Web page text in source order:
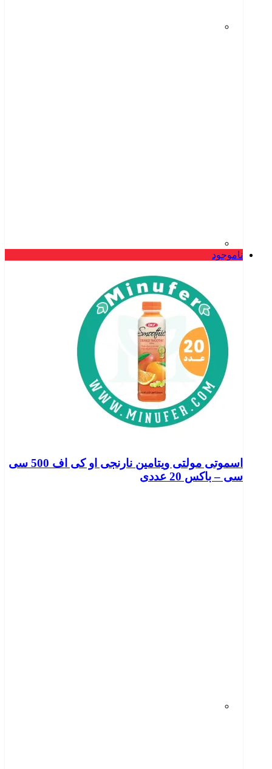
ناموجود
اسموتی مولتی ویتامین نارنجی او کی اف 500 سی
سی – باکس 20 عددی